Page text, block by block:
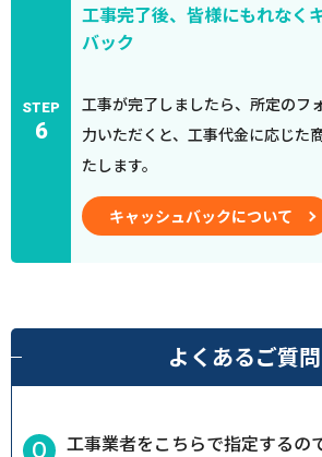
STEP
6
工事完了後、皆様にもれなく
バック
工事が完了しましたら、所定のフ
力いただくと、工事代金に応じた
たします。
キャッシュバックについて
よくあるご質問
工事業者をこちらで指定するの